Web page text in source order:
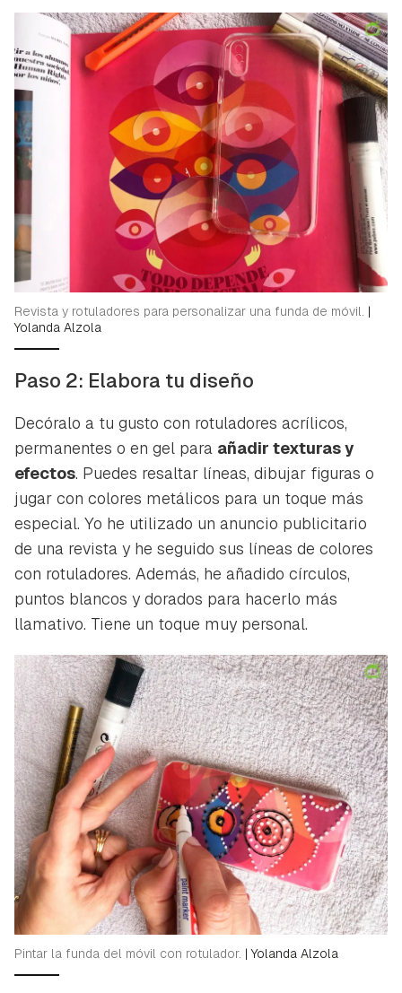
Revista y rotuladores para personalizar una funda de móvil. |
Yolanda Alzola
Paso 2: Elabora tu diseño
Decóralo a tu gusto con rotuladores acrílicos,
permanentes o en gel para añadir texturas y
efectos. Puedes resaltar líneas, dibujar figuras o
jugar con colores metálicos para un toque más
especial. Yo he utilizado un anuncio publicitario
de una revista y he seguido sus líneas de colores
con rotuladores. Además, he añadido círculos,
puntos blancos y dorados para hacerlo más
llamativo. Tiene un toque muy personal.
Pintar la funda del móvil con rotulador. |Yolanda Alzola